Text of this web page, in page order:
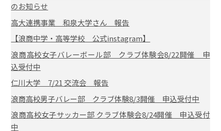
のお知らせ
高大連携事業 和泉大学さん 報告
【浪商中学・高等学校 公式instagram】
浪商高校女子バレーボール部 クラブ体験会8/22開催 申
込受付中
仁川大学 7/21 交流会 報告
浪商高校男子バレー部 クラブ体験8/3開催 申込受付中
浪商高校女子サッカー部 クラブ体験会8/24開催 申込受付
中